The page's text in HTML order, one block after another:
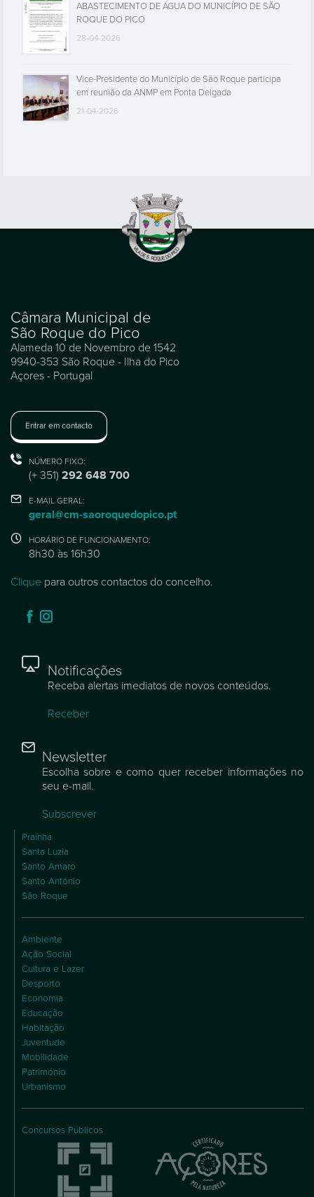
ABASTECIMENTO DE ÁGUA DO MUNICÍPIO DE SÃO
ROQUE DO PICO
28-04-2026
Vice-Presidente do Município de São Roque participa
em reunião da ANMP em Ponta Delgada
21-04-2026
Câmara Municipal de
São Roque do Pico
Alameda 10 de Novembro de 1542
9940-353 São Roque - Ilha do Pico
Açores - Portugal
Entrar em contacto
NÚMERO FIXO:
(+ 351) 292 648 700
E-MAIL GERAL:
geral@cm-saoroquedopico.pt
HORÁRIO DE FUNCIONAMENTO:
8h30 às 16h30
Clique para outros contactos do concelho.
Notificações
Receba alertas imediatos de novos conteúdos.
Receber
Newsletter
Escolha sobre e como quer receber informações no
seu e-mail.
Subscrever
Praínha
Santa Luzia
Santo Amaro
Santo António
São Roque
Ambiente
Ação Social
Cultura e Lazer
Desporto
Economia
Educação
Habitação
Juventude
Mobilidade
Património
Urbanismo
Concursos Públicos